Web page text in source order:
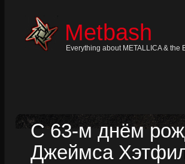
Metbash
Everything about METALLICA & the
С 63-м днём
Джеймса